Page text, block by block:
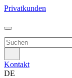
Privatkunden
Kontakt
DE